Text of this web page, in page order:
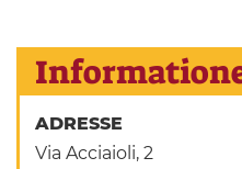
ADRESSE
Via Acciaioli, 2